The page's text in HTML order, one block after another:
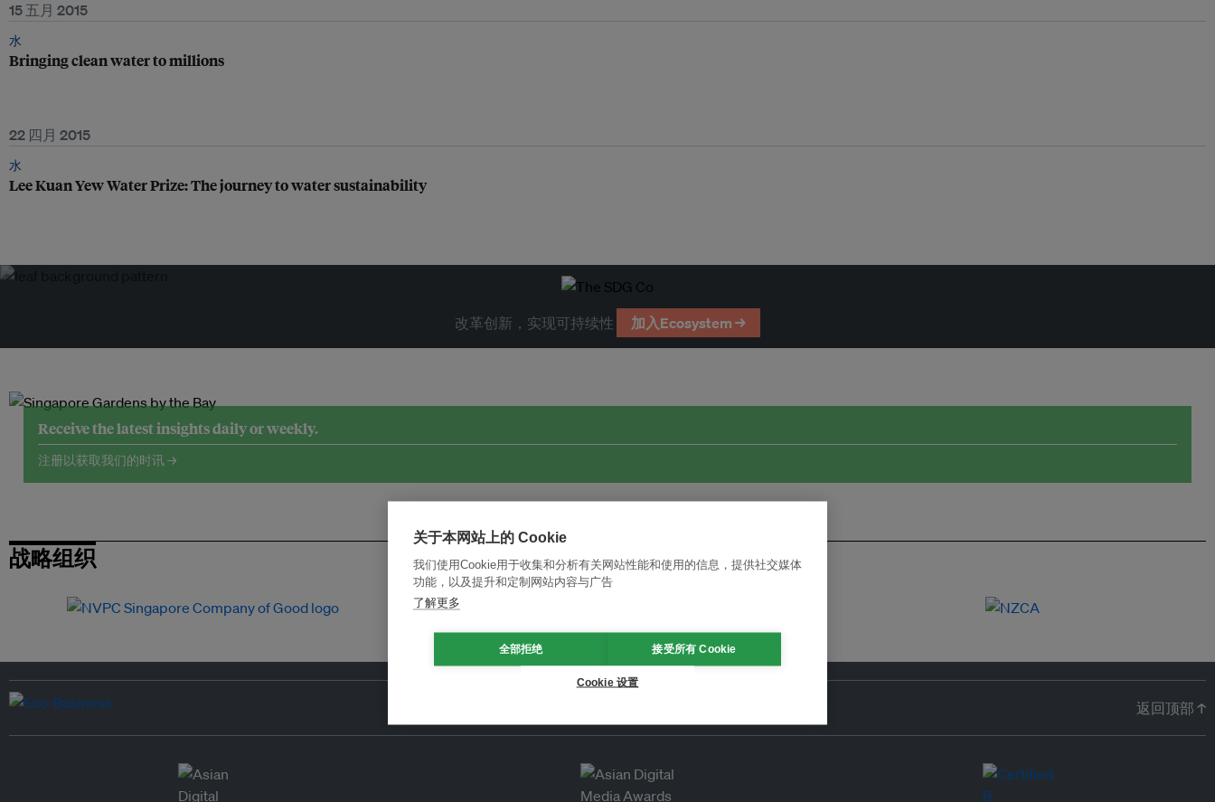
15 五月 2015
水
Bringing clean water to millions
22 四月 2015
水
Lee Kuan Yew Water Prize: The journey to water sustainability
改革创新，实现可持续性 加入Ecosystem →
Receive the latest insights daily or weekly.
注册以获取我们的时讯 →
战略组织
返回顶部 ↑
关于本网站上的 Cookie
我们使用Cookie用于收集和分析有关网站性能和使用的信息，提供社交媒体
功能，以及提升和定制网站内容与广告
了解更多
全部拒绝 接受所有 Cookie
Cookie 设置